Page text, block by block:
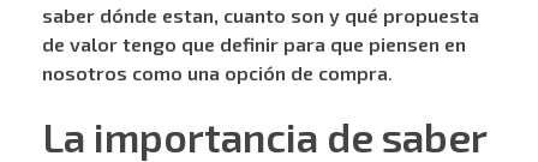
saber dónde estan, cuanto son y qué propuesta
de valor tengo que definir para que piensen en
nosotros como una opción de compra.
La importancia de saber